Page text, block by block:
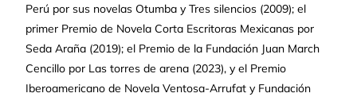
Perú por sus novelas Otumba y Tres silencios (2009); el
primer Premio de Novela Corta Escritoras Mexicanas por
Seda Araña (2019); el Premio de la Fundación Juan March
Cencillo por Las torres de arena (2023), y el Premio
Iberoamericano de Novela Ventosa-Arrufat y Fundación